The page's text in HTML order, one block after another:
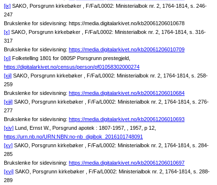
[ix] SAKO, Porsgrunn kirkebøker , F/Fa/L0002: Ministerialbok nr. 2, 1764-1814, s. 246-
247
Brukslenke for sidevisning: https://media.digitalarkivet.no/kb20061206010678
[x] SAKO, Porsgrunn kirkebøker , F/Fa/L0002: Ministerialbok nr. 2, 1764-1814, s. 316-
317
Brukslenke for sidevisning: https://media.digitalarkivet.no/kb20061206010709
[xi] Folketelling 1801 for 0805P Porsgrunn prestegjeld,
https://digitalarkivet.no/census/person/pf01058302000274
[xii] SAKO, Porsgrunn kirkebøker , F/Fa/L0002: Ministerialbok nr. 2, 1764-1814, s. 258-
259
Brukslenke for sidevisning: https://media.digitalarkivet.no/kb20061206010684
[xiii] SAKO, Porsgrunn kirkebøker , F/Fa/L0002: Ministerialbok nr. 2, 1764-1814, s. 276-
277
Brukslenke for sidevisning: https://media.digitalarkivet.no/kb20061206010693
[xiv] Lund, Ernst W., Porsgrund apotek : 1807-1957, , 1957, p 12,
https://urn.nb.no/URN:NBN:no-nb_digibok_2016101748091
[xv] SAKO, Porsgrunn kirkebøker , F/Fa/L0002: Ministerialbok nr. 2, 1764-1814, s. 284-
285
Brukslenke for sidevisning: https://media.digitalarkivet.no/kb20061206010697
[xvi] SAKO, Porsgrunn kirkebøker , F/Fa/L0002: Ministerialbok nr. 2, 1764-1814, s. 288-
289